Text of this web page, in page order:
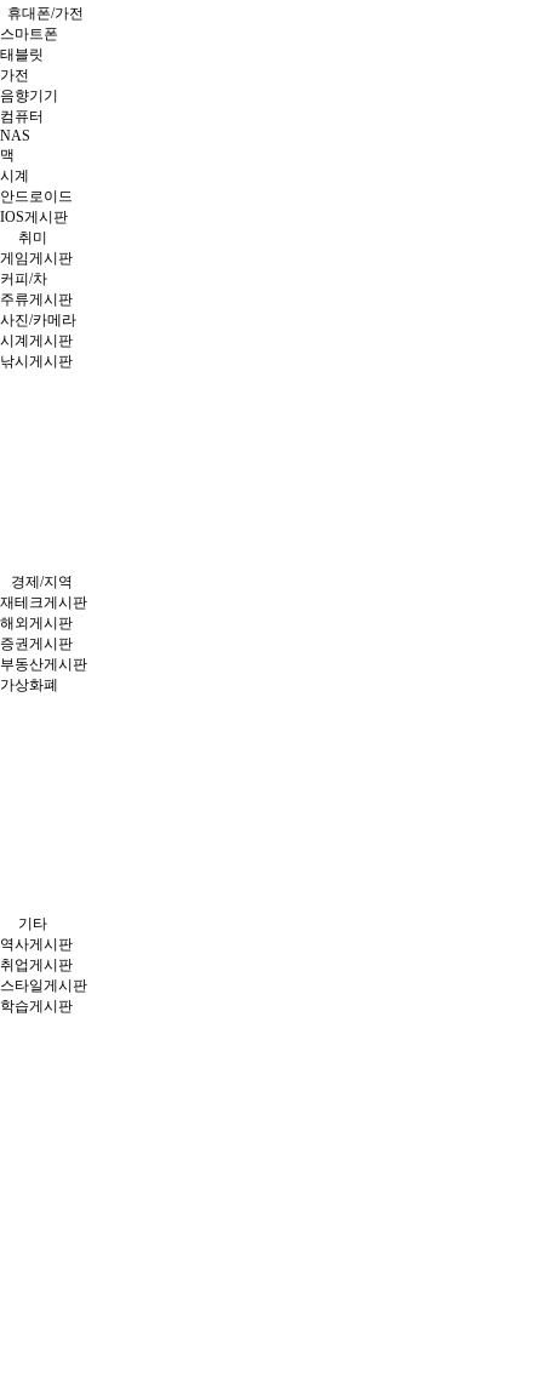
휴대폰/가전
스마트폰
태블릿
가전
음향기기
컴퓨터
NAS
맥
시계
안드로이드
IOS게시판
취미
게임게시판
커피/차
주류게시판
사진/카메라
시계게시판
낚시게시판
경제/지역
재테크게시판
해외게시판
증권게시판
부동산게시판
가상화폐
기타
역사게시판
취업게시판
스타일게시판
학습게시판